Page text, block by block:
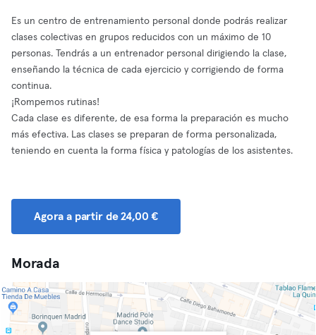
Es un centro de entrenamiento personal donde podrás realizar
clases colectivas en grupos reducidos con un máximo de 10
personas. Tendrás a un entrenador personal dirigiendo la clase,
enseñando la técnica de cada ejercicio y corrigiendo de forma
continua.
¡Rompemos rutinas!
Cada clase es diferente, de esa forma la preparación es mucho
más efectiva. Las clases se preparan de forma personalizada,
teniendo en cuenta la forma física y patologías de los asistentes.
Agora a partir de 24,00 €
Morada